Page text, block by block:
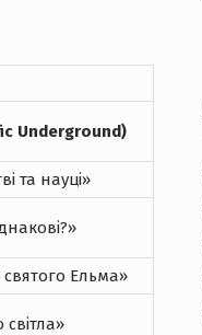
Underground)
та науці»
святого Ельма»